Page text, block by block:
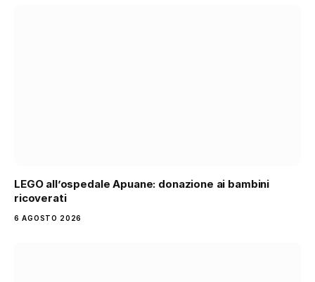
LEGO all’ospedale Apuane: donazione ai bambini
ricoverati
6 AGOSTO 2026